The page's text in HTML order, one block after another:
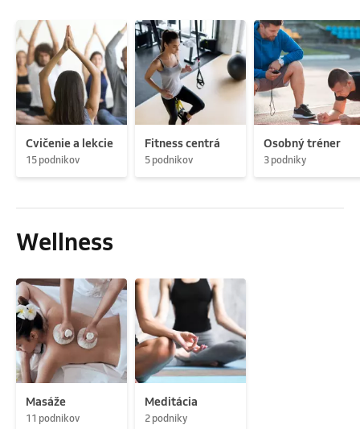
Cvičenie a lekcie
15 podnikov
Fitness centrá
5 podnikov
Osobný tréner
3 podniky
Wellness
Masáže
11 podnikov
Meditácia
2 podniky